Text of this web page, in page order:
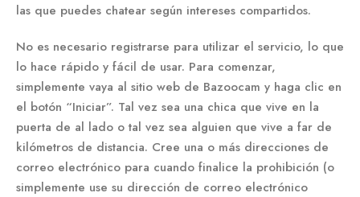
las que puedes chatear según intereses compartidos.
No es necesario registrarse para utilizar el servicio, lo que
lo hace rápido y fácil de usar. Para comenzar,
simplemente vaya al sitio web de Bazoocam y haga clic en
el botón “Iniciar”. Tal vez sea una chica que vive en la
puerta de al lado o tal vez sea alguien que vive a far de
kilómetros de distancia. Cree una o más direcciones de
correo electrónico para cuando finalice la prohibición (o
simplemente use su dirección de correo electrónico